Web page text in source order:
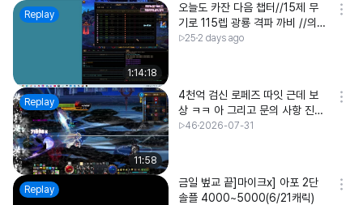
Replay
1:14:18
오늘도 카잔 다음 챕터//15제 무
기로 115렙 광룡 격파 까비 //의지
의 환약 구해와서 이어서 할게요.
25 2 days ago
Replay
11:58
4천억 검신 로페즈 따잇 근데 보
상 ㅋㅋ 아 그리고 문의 사항 진짜
ㅋㅋ
46 2026-07-31
Replay
금일 벞교 끝]마이크x] 아포 2단
솔플 4000~5000(6/21캐릭)